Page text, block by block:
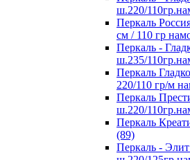
ш.220/
Перкаль
см / 110 гр
Перкаль -
ш.235/
Перкаль
220/110 гр/м
Перкаль
ш.220/
Перкаль
(89)
Перкаль -